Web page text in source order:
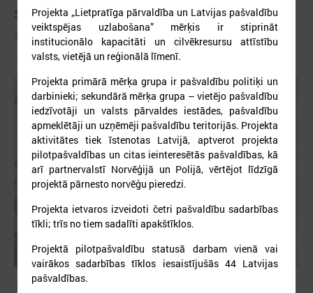
Sumināti Latvijas labākie tirgotāji
Sumināti Latvijas labākie tirgotāji
2026. gada 09. jūlijs
Projekta „Lietpratīga pārvaldība un Latvijas pašvaldību
veiktspējas uzlabošana” mērķis ir stiprināt
institucionālo kapacitāti un cilvēkresursu attīstību
valsts, vietējā un reģionālā līmenī.
Projekta primārā mērķa grupa ir pašvaldību politiķi un
darbinieki; sekundārā mērķa grupa – vietējo pašvaldību
iedzīvotāji un valsts pārvaldes iestādes, pašvaldību
apmeklētāji un uzņēmēji pašvaldību teritorijās. Projekta
aktivitātes tiek īstenotas Latvijā, aptverot projekta
pilotpašvaldības un citas ieinteresētās pašvaldības, kā
arī partnervalstī Norvēģijā un Polijā, vērtējot līdzīgā
projektā pārnesto norvēģu pieredzi.
Projekta ietvaros izveidoti četri pašvaldību sadarbības
tīkli; trīs no tiem sadalīti apakštīklos.
Projektā pilotpašvaldību statusā darbam vienā vai
vairākos sadarbības tīklos iesaistījušās 44 Latvijas
pašvaldības.